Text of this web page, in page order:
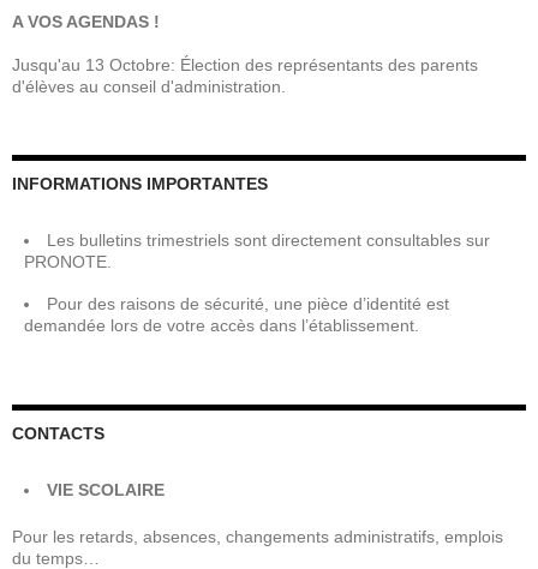
A VOS AGENDAS !
Jusqu'au 13 Octobre: Élection des représentants des parents
d'élèves au conseil d'administration.
INFORMATIONS IMPORTANTES
Les bulletins trimestriels sont directement consultables sur
PRONOTE.
Pour des raisons de sécurité, une pièce d’identité est
demandée lors de votre accès dans l’établissement.
CONTACTS
VIE SCOLAIRE
Pour les retards, absences, changements administratifs, emplois
du temps…